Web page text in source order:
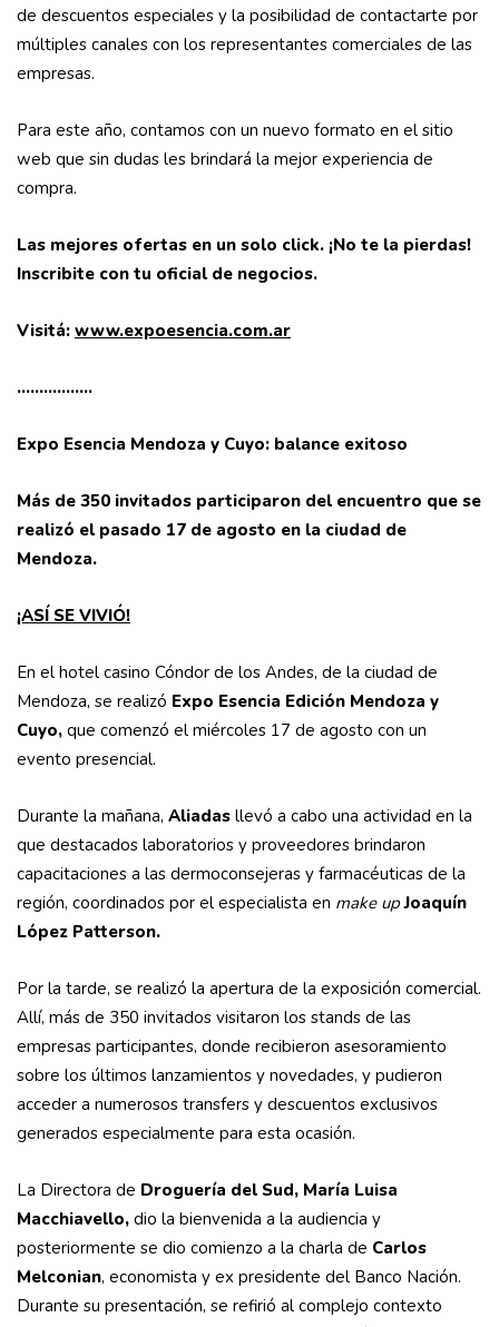
de descuentos especiales y la posibilidad de contactarte por
múltiples canales con los representantes comerciales de las
empresas.
Para este año, contamos con un nuevo formato en el sitio
web que sin dudas les brindará la mejor experiencia de
compra.
Las mejores ofertas en un solo click. ¡No te la pierdas!
Inscribite con tu oficial de negocios.
Visitá: www.expoesencia.com.ar
……………..
Expo Esencia Mendoza y Cuyo: balance exitoso
Más de 350 invitados participaron del encuentro que se
realizó el pasado 17 de agosto en la ciudad de
Mendoza.
¡ASÍ SE VIVIÓ!
En el hotel casino Cóndor de los Andes, de la ciudad de
Mendoza, se realizó Expo Esencia Edición Mendoza y
Cuyo, que comenzó el miércoles 17 de agosto con un
evento presencial.
Durante la mañana, Aliadas llevó a cabo una actividad en la
que destacados laboratorios y proveedores brindaron
capacitaciones a las dermoconsejeras y farmacéuticas de la
región, coordinados por el especialista en make up Joaquín
López Patterson.
Por la tarde, se realizó la apertura de la exposición comercial.
Allí, más de 350 invitados visitaron los stands de las
empresas participantes, donde recibieron asesoramiento
sobre los últimos lanzamientos y novedades, y pudieron
acceder a numerosos transfers y descuentos exclusivos
generados especialmente para esta ocasión.
La Directora de Droguería del Sud, María Luisa
Macchiavello, dio la bienvenida a la audiencia y
posteriormente se dio comienzo a la charla de Carlos
Melconian, economista y ex presidente del Banco Nación.
Durante su presentación, se refirió al complejo contexto